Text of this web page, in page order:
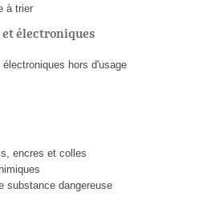
à trier
électroniques
hors d'usage
encres et colles
substance dangereuse